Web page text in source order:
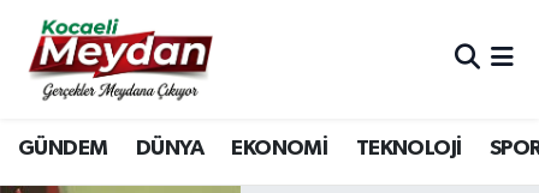
GÜNDEM DÜNYA EKONOMİ TEKNOLOJİ
Nöbetçi Eczaneler
Hava Durumu